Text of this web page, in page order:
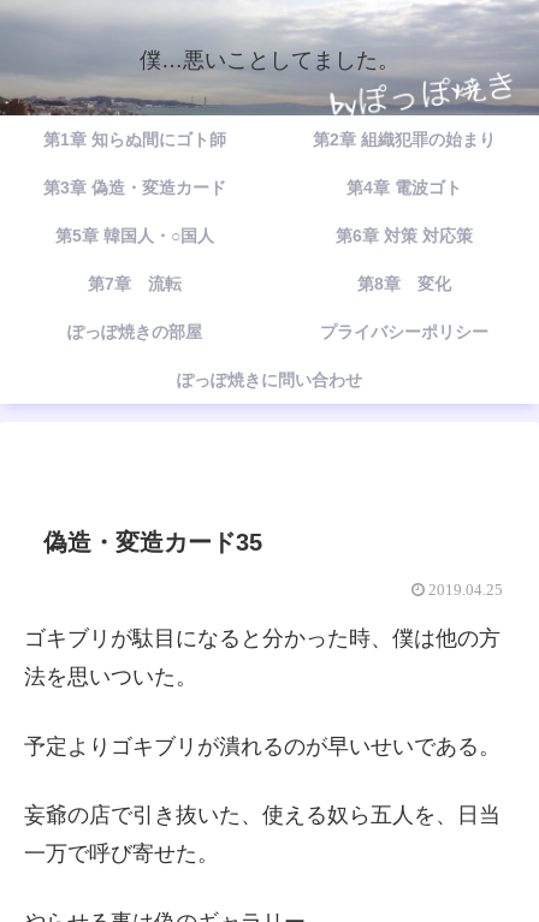
僕…悪いことしてました。
第1章 知らぬ間にゴト師 第2章 組織犯罪の始まり
第3章 偽造・変造カード 第4章 電波ゴト
第5章 韓国人・○国人 第6章 対策 対応策
第7章 流転 第8章 変化
ぽっぽ焼きの部屋 プライバシーポリシー
ぽっぽ焼きに問い合わせ
偽造・変造カード35
2019.04.25
ゴキブリが駄目になると分かった時、僕は他の方
法を思いついた。
予定よりゴキブリが潰れるのが早いせいである。
妄爺の店で引き抜いた、使える奴ら五人を、日当
一万で呼び寄せた。